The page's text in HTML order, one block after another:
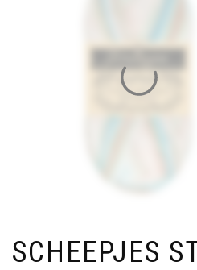
SCHEEPJES